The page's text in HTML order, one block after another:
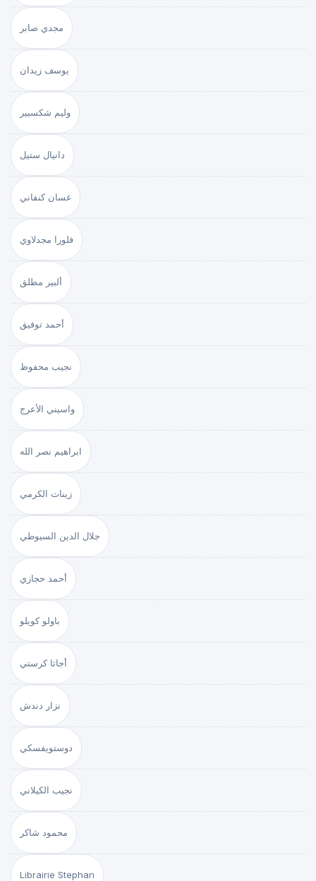
مجدي صابر
يوسف زيدان
وليم شكسبير
دانيال ستيل
غسان كنفاني
فلورا مجدلاوي
ألبير مطلق
أحمد توفيق
نجيب محفوظ
واسيني الأعرج
ابراهيم نصر الله
زينات الكرمي
جلال الدين السيوطي
أحمد حجازي
باولو كويلو
أجاثا كرستي
نزار دندش
دوستويفسكي
نجيب الكيلاني
محمود شاكر
Librairie Stephan